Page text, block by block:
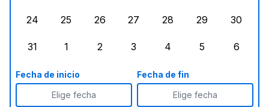
24
25
26
27
28
29
30
31
1
2
3
4
5
6
Fecha de inicio
Elige fecha
Fecha de fin
Elige fecha